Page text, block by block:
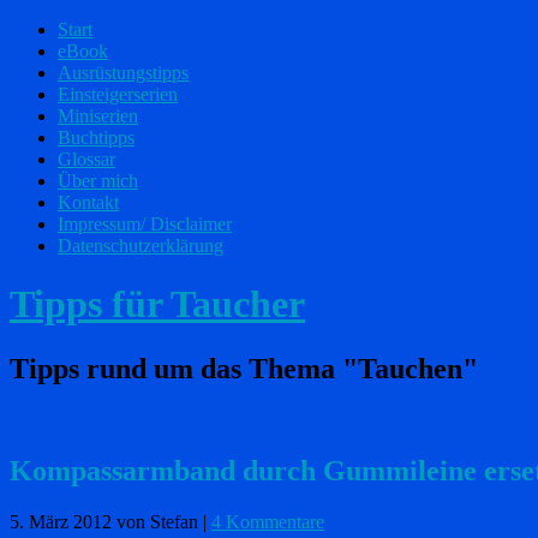
Start
eBook
Ausrüstungstipps
Einsteigerserien
Miniserien
Buchtipps
Glossar
Über mich
Kontakt
Impressum/ Disclaimer
Datenschutzerklärung
Tipps für Taucher
Tipps rund um das Thema "Tauchen"
Kompassarmband durch Gummileine
5. März 2012 von Stefan | 4 Kommentare